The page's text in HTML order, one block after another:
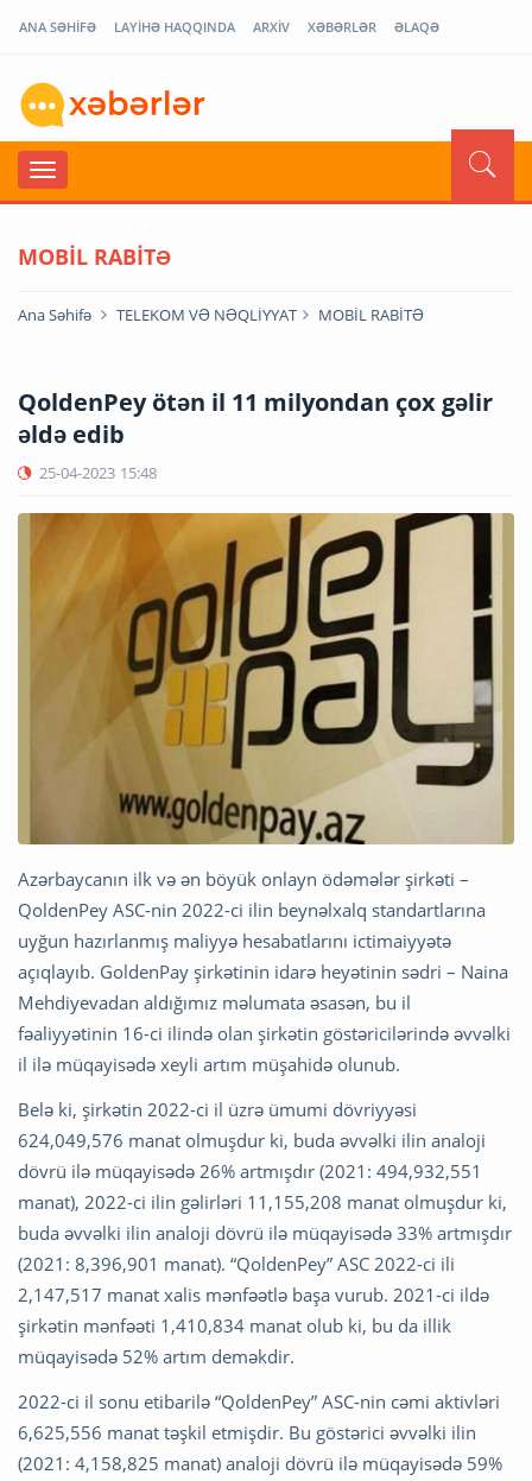
ANA SƏHİFƏ LAYİHƏ HAQQINDA ARXİV XƏBƏRLƏR ƏLAQƏ
MOBİL RABİTƏ
Ana Səhifə TELEKOM VƏ NƏQLİYYAT MOBİL RABİTƏ
QoldenPey ötən il 11 milyondan çox gəlir
əldə edib
25-04-2023 15:48
Azərbaycanın ilk və ən böyük onlayn ödəmələr şirkəti –
QoldenPey ASC-nin 2022-ci ilin beynəlxalq standartlarına
uyğun hazırlanmış maliyyə hesabatlarını ictimaiyyətə
açıqlayıb. GoldenPay şirkətinin idarə heyətinin sədri – Naina
Mehdiyevadan aldığımız məlumata əsasən, bu il
fəaliyyətinin 16-ci ilində olan şirkətin göstəricilərində əvvəlki
il ilə müqayisədə xeyli artım müşahidə olunub.
Belə ki, şirkətin 2022-ci il üzrə ümumi dövriyyəsi
624,049,576 manat olmuşdur ki, buda əvvəlki ilin analoji
dövrü ilə müqayisədə 26% artmışdır (2021: 494,932,551
manat), 2022-ci ilin gəlirləri 11,155,208 manat olmuşdur ki,
buda əvvəlki ilin analoji dövrü ilə müqayisədə 33% artmışdır
(2021: 8,396,901 manat). “QoldenPey” ASC 2022-ci ili
2,147,517 manat xalis mənfəətlə başa vurub. 2021-ci ildə
şirkətin mənfəəti 1,410,834 manat olub ki, bu da illik
müqayisədə 52% artım deməkdir.
2022-ci il sonu etibarilə “QoldenPey” ASC-nin cəmi aktivləri
6,625,556 manat təşkil etmişdir. Bu göstərici əvvəlki ilin
(2021: 4,158,825 manat) analoji dövrü ilə müqayisədə 59%